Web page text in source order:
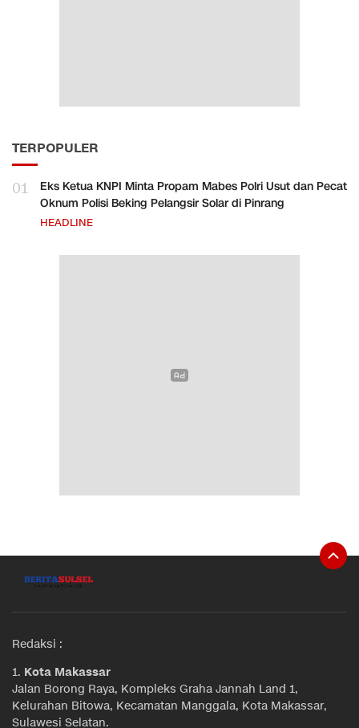
TERPOPULER
01
Eks Ketua KNPI Minta Propam Mabes Polri Usut dan Pecat
Oknum Polisi Beking Pelangsir Solar di Pinrang
HEADLINE
Redaksi :
1. Kota Makassar
Jalan Borong Raya, Kompleks Graha Jannah Land 1,
Kelurahan Bitowa, Kecamatan Manggala, Kota Makassar,
Sulawesi Selatan.